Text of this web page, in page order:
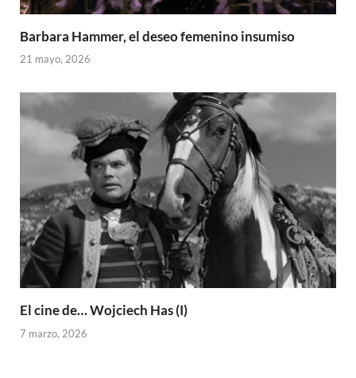
Barbara Hammer, el deseo femenino insumiso
21 mayo, 2026
El cine de… Wojciech Has (I)
7 marzo, 2026